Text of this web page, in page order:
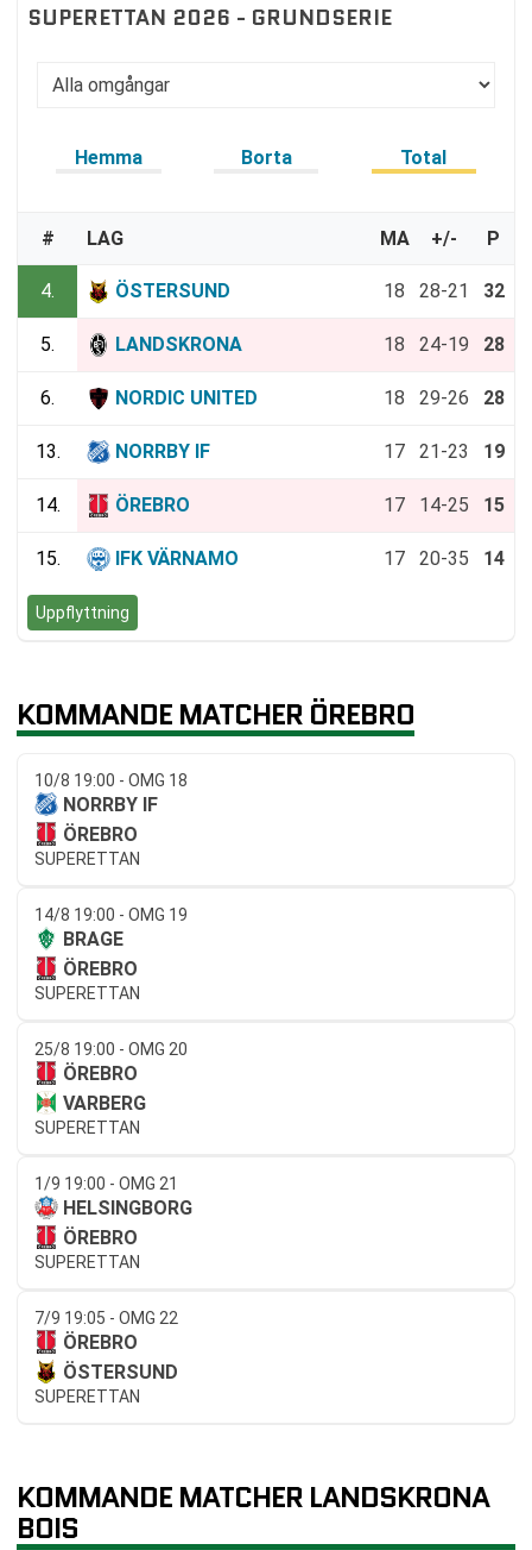
SUPERETTAN 2026 - GRUNDSERIE
Hemma Borta Total
# LAG MA +/- P
4. ÖSTERSUND 18 28-21 32
5. LANDSKRONA 18 24-19 28
6. NORDIC UNITED 18 29-26 28
13. NORRBY IF 17 21-23 19
14. ÖREBRO 17 14-25 15
15. IFK VÄRNAMO 17 20-35 14
Uppflyttning
KOMMANDE MATCHER ÖREBRO
10/8 19:00 - OMG 18
NORRBY IF
ÖREBRO
SUPERETTAN
14/8 19:00 - OMG 19
BRAGE
ÖREBRO
SUPERETTAN
25/8 19:00 - OMG 20
ÖREBRO
VARBERG
SUPERETTAN
1/9 19:00 - OMG 21
HELSINGBORG
ÖREBRO
SUPERETTAN
7/9 19:05 - OMG 22
ÖREBRO
ÖSTERSUND
SUPERETTAN
KOMMANDE MATCHER LANDSKRONA
BOIS